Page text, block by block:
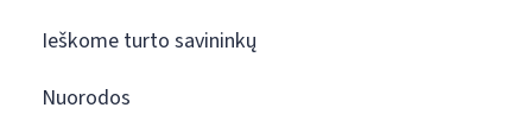
Ieškome turto savininkų
Nuorodos